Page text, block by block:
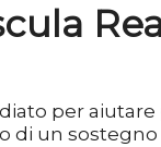
per aiutare
di un sostegno